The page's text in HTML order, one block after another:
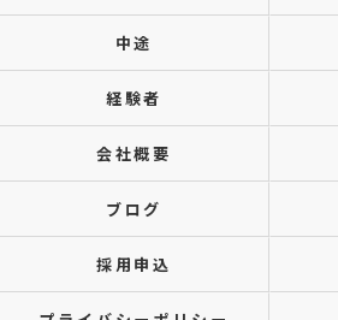
中途
経験者
会社概要
ブログ
採用申込